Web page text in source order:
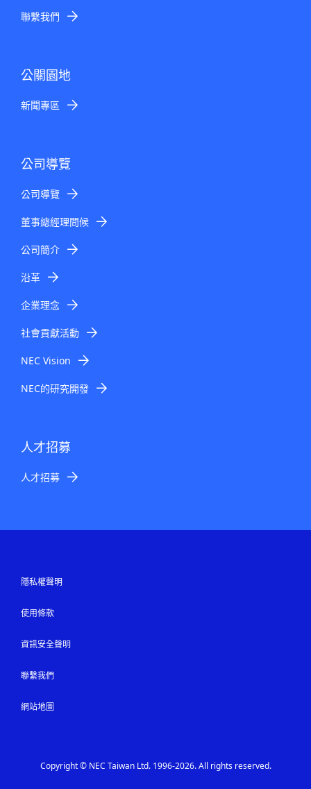
聯繫我們
公關園地
新聞專區
公司導覽
公司導覽
董事總經理問候
公司簡介
沿革
企業理念
社會貢獻活動
NEC Vision
NEC的研究開發
人才招募
人才招募
隱私權聲明
使用條款
資訊安全聲明
聯繫我們
網站地圖
Copyright © NEC Taiwan Ltd. 1996-2026. All rights reserved.